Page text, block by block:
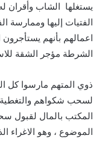
يستغلها الشاب وأقران
الفتيات إليها وممارسة
اعمالهم بأنهم
الشرطة مؤجر الشقة
ذوي المتهم مارسوا كل
لسحب شكواهم والتغطية
المكتب بالمال
الموضوع ، وهو